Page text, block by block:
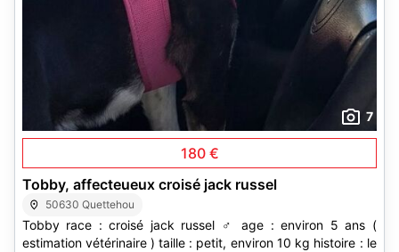
7
180 €
Tobby, affecteueux croisé jack russel
50630 Quettehou
Tobby race : croisé jack russel ♂ age : environ 5 ans (
estimation vétérinaire ) taille : petit, environ 10 kg histoire : le